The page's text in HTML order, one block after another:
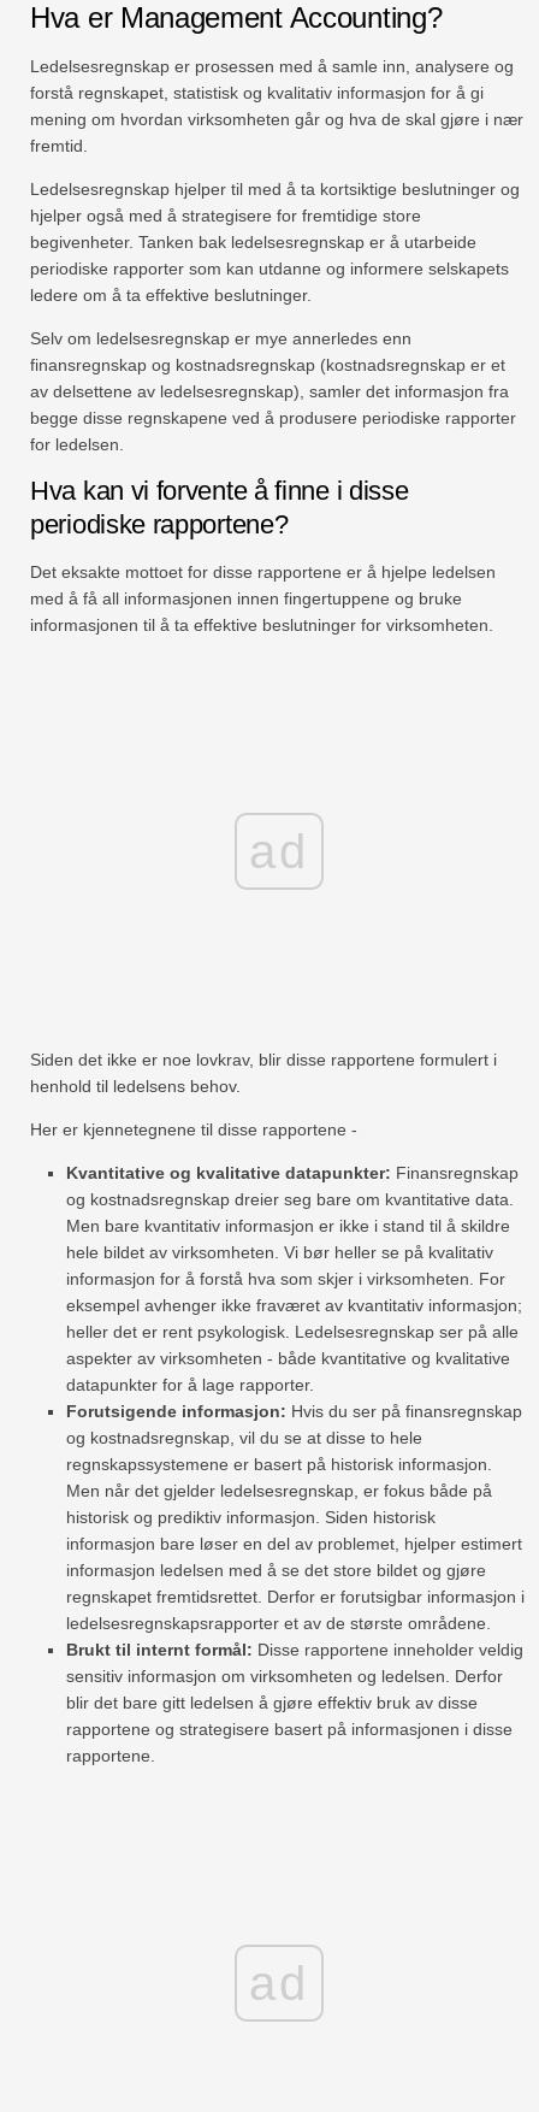
Hva er Management Accounting?
Ledelsesregnskap er prosessen med å samle inn, analysere og
forstå regnskapet, statistisk og kvalitativ informasjon for å gi
mening om hvordan virksomheten går og hva de skal gjøre i nær
fremtid.
Ledelsesregnskap hjelper til med å ta kortsiktige beslutninger og
hjelper også med å strategisere for fremtidige store
begivenheter. Tanken bak ledelsesregnskap er å utarbeide
periodiske rapporter som kan utdanne og informere selskapets
ledere om å ta effektive beslutninger.
Selv om ledelsesregnskap er mye annerledes enn
finansregnskap og kostnadsregnskap (kostnadsregnskap er et
av delsettene av ledelsesregnskap), samler det informasjon fra
begge disse regnskapene ved å produsere periodiske rapporter
for ledelsen.
Hva kan vi forvente å finne i disse
periodiske rapportene?
Det eksakte mottoet for disse rapportene er å hjelpe ledelsen
med å få all informasjonen innen fingertuppene og bruke
informasjonen til å ta effektive beslutninger for virksomheten.
ad
Siden det ikke er noe lovkrav, blir disse rapportene formulert i
henhold til ledelsens behov.
Her er kjennetegnene til disse rapportene -
Kvantitative og kvalitative datapunkter: Finansregnskap
og kostnadsregnskap dreier seg bare om kvantitative data.
Men bare kvantitativ informasjon er ikke i stand til å skildre
hele bildet av virksomheten. Vi bør heller se på kvalitativ
informasjon for å forstå hva som skjer i virksomheten. For
eksempel avhenger ikke fraværet av kvantitativ informasjon;
heller det er rent psykologisk. Ledelsesregnskap ser på alle
aspekter av virksomheten - både kvantitative og kvalitative
datapunkter for å lage rapporter.
Forutsigende informasjon: Hvis du ser på finansregnskap
og kostnadsregnskap, vil du se at disse to hele
regnskapssystemene er basert på historisk informasjon.
Men når det gjelder ledelsesregnskap, er fokus både på
historisk og prediktiv informasjon. Siden historisk
informasjon bare løser en del av problemet, hjelper estimert
informasjon ledelsen med å se det store bildet og gjøre
regnskapet fremtidsrettet. Derfor er forutsigbar informasjon i
ledelsesregnskapsrapporter et av de største områdene.
Brukt til internt formål: Disse rapportene inneholder veldig
sensitiv informasjon om virksomheten og ledelsen. Derfor
blir det bare gitt ledelsen å gjøre effektiv bruk av disse
rapportene og strategisere basert på informasjonen i disse
rapportene.
ad